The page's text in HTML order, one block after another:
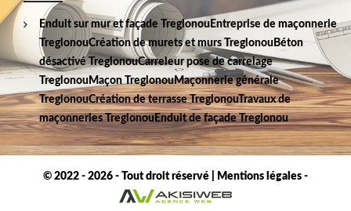
Enduit sur mur et façade Treglonou Entreprise de maçonnerie
TreglonouCréation de murets et murs Treglonou Béton
désactivé TreglonouCarreleur pose de carrelage
Treglonou Maçon TreglonouMaçonnerie générale
TreglonouCréation de terrasse TreglonouTravaux de
maçonneries Treglonou Enduit de façade Treglonou
© 2022 - 2026 - Tout droit réservé | Mentions légales -